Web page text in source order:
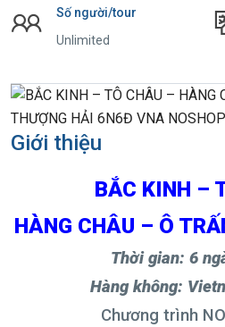
Số người/tour
Unlimited
Giới thiệu
BẮC KINH –
HÀNG CHÂU – Ô
Thời gian: 6
Hàng không:
Chương trình